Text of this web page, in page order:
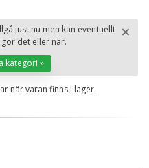
×
just nu men kan eventuellt
det eller när.
kategori »
när varan finns i lager.